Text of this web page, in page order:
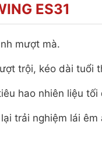
ES31
mượt mà.
trội, kéo dài tuổi
hao nhiên liệu tối
trải nghiệm lái